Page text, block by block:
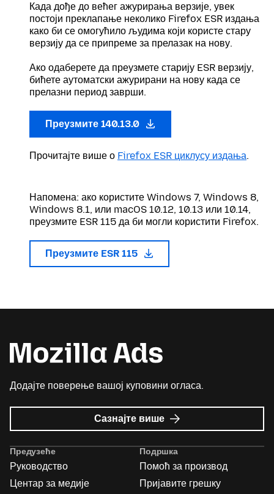
Када дође до већег ажурирања верзије, увек
постоји преклапање неколико Firefox ESR издања
како би се омогућило људима који користе стару
верзију да се припреме за прелазак на нову.
Ако одаберете да преузмете старију ESR верзију,
бићете аутоматски ажурирани на нову када се
прелазни период заврши.
Преузмите 140.13.0
Прочитајте више о Firefox ESR циклусу издања.
Напомена: ако користите Windows 7, Windows 8,
Windows 8.1, или macOS 10.12, 10.13 или 10.14,
преузмите ESR 115 да би могли користити Firefox.
Преузмите ESR 115
Додајте поверење вашој куповини огласа.
Сазнајте више о
Mozilla
Предузеће
Руководство
Центар за медије
Подршка
Помоћ за производ
Пријавите грешку